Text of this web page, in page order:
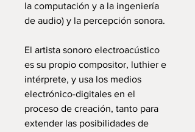
la computación y a la ingeniería
de audio) y la percepción sonora.
El artista sonoro electroacústico
es su propio compositor, luthier e
intérprete, y usa los medios
electrónico-digitales en el
proceso de creación, tanto para
extender las posibilidades de